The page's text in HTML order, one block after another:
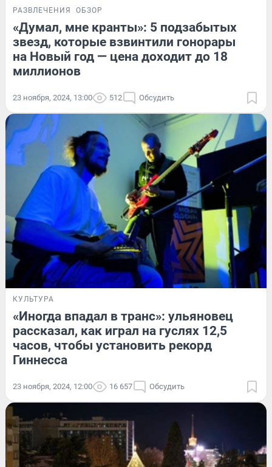
РАЗВЛЕЧЕНИЯ ОБЗОР
«Думал, мне кранты»: 5 подзабытых
звезд, которые взвинтили гонорары
на Новый год — цена доходит до 18
миллионов
23 ноября, 2024, 13:00 512 Обсудить
КУЛЬТУРА
«Иногда впадал в транс»: ульяновец
рассказал, как играл на гуслях 12,5
часов, чтобы установить рекорд
Гиннесса
23 ноября, 2024, 12:00 16 657 Обсудить